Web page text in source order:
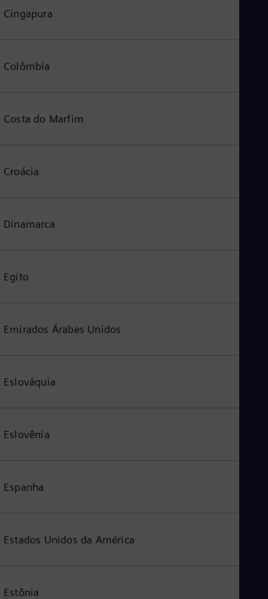
Cingapura
Colômbia
Costa do Marfim
Croácia
Dinamarca
Egito
Emirados Árabes Unidos
Eslováquia
Eslovênia
Espanha
Estados Unidos da América
Estônia